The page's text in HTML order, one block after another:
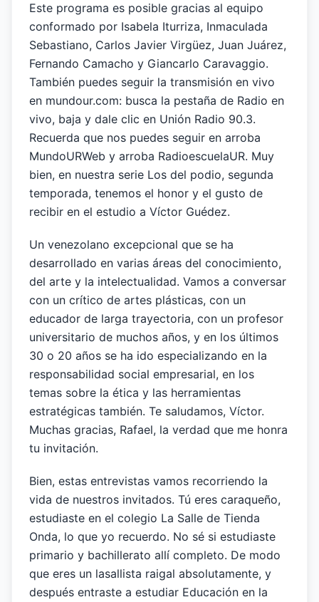
Este programa es posible gracias al equipo
conformado por Isabela Iturriza, Inmaculada
Sebastiano, Carlos Javier Virgüez, Juan Juárez,
Fernando Camacho y Giancarlo Caravaggio.
También puedes seguir la transmisión en vivo
en mundour.com: busca la pestaña de Radio en
vivo, baja y dale clic en Unión Radio 90.3.
Recuerda que nos puedes seguir en arroba
MundoURWeb y arroba RadioescuelaUR. Muy
bien, en nuestra serie Los del podio, segunda
temporada, tenemos el honor y el gusto de
recibir en el estudio a Víctor Guédez.
Un venezolano excepcional que se ha
desarrollado en varias áreas del conocimiento,
del arte y la intelectualidad. Vamos a conversar
con un crítico de artes plásticas, con un
educador de larga trayectoria, con un profesor
universitario de muchos años, y en los últimos
30 o 20 años se ha ido especializando en la
responsabilidad social empresarial, en los
temas sobre la ética y las herramientas
estratégicas también. Te saludamos, Víctor.
Muchas gracias, Rafael, la verdad que me honra
tu invitación.
Bien, estas entrevistas vamos recorriendo la
vida de nuestros invitados. Tú eres caraqueño,
estudiaste en el colegio La Salle de Tienda
Onda, lo que yo recuerdo. No sé si estudiaste
primario y bachillerato allí completo. De modo
que eres un lasallista raigal absolutamente, y
después entraste a estudiar Educación en la